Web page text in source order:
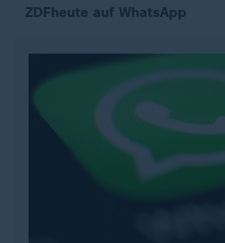
ZDFheute auf WhatsApp